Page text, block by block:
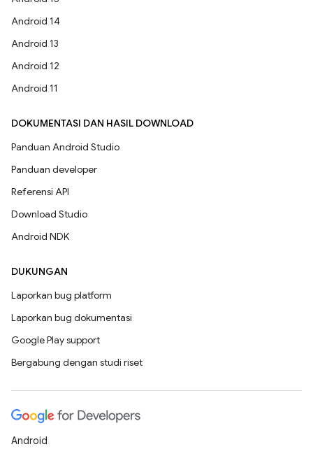
Android 14
Android 13
Android 12
Android 11
DOKUMENTASI DAN HASIL DOWNLOAD
Panduan Android Studio
Panduan developer
Referensi API
Download Studio
Android NDK
DUKUNGAN
Laporkan bug platform
Laporkan bug dokumentasi
Google Play support
Bergabung dengan studi riset
Android